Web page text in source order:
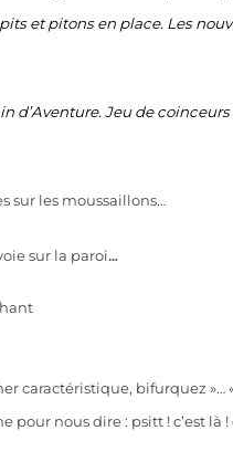
et pitons en place. Les
d’Aventure. Jeu de
sur les moussaillons…
sur la paroi…
caractéristique, bifurquez »…
nous dire : psitt ! c’est là !